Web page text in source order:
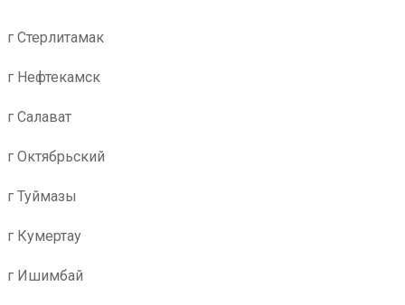
г Стерлитамак
г Нефтекамск
г Салават
г Октябрьский
г Туймазы
г Кумертау
г Ишимбай